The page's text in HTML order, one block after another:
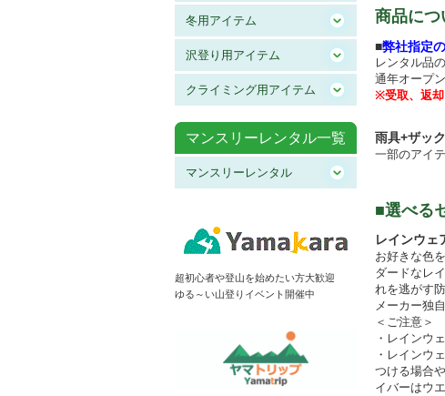
冬用アイテム
沢登り用アイテム
クライミング用アイテム
マンスリーレンタル一覧
マンスリーレンタル
超初心者や登山を始めたい方大歓迎
ゆる～い山登りイベント開催中
商品につ
■弊社指定
レンタル品
通年オープ
※受取、返却
雨具+ザッ
一部のアイ
■選べる
レインウ
お好きな色
ダードなレ
れを逃がす
メーカー独
＜ご注意＞
・レインウ
・レインウ
つける場合
イバーはウ